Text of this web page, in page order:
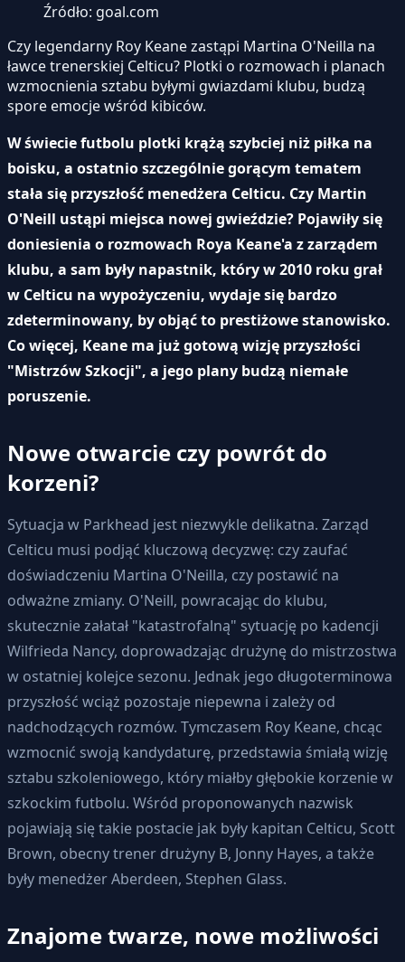
Źródło: goal.com
Czy legendarny Roy Keane zastąpi Martina O'Neilla na
ławce trenerskiej Celticu? Plotki o rozmowach i planach
wzmocnienia sztabu byłymi gwiazdami klubu, budzą
spore emocje wśród kibiców.
W świecie futbolu plotki krążą szybciej niż piłka na
boisku, a ostatnio szczególnie gorącym tematem
stała się przyszłość menedżera Celticu. Czy Martin
O'Neill ustąpi miejsca nowej gwieździe? Pojawiły się
doniesienia o rozmowach Roya Keane'a z zarządem
klubu, a sam były napastnik, który w 2010 roku grał
w Celticu na wypożyczeniu, wydaje się bardzo
zdeterminowany, by objąć to prestiżowe stanowisko.
Co więcej, Keane ma już gotową wizję przyszłości
"Mistrzów Szkocji", a jego plany budzą niemałe
poruszenie.
Nowe otwarcie czy powrót do
korzeni?
Sytuacja w Parkhead jest niezwykle delikatna. Zarząd
Celticu musi podjąć kluczową decyzwę: czy zaufać
doświadczeniu Martina O'Neilla, czy postawić na
odważne zmiany. O'Neill, powracając do klubu,
skutecznie załatał "katastrofalną" sytuację po kadencji
Wilfrieda Nancy, doprowadzając drużynę do mistrzostwa
w ostatniej kolejce sezonu. Jednak jego długoterminowa
przyszłość wciąż pozostaje niepewna i zależy od
nadchodzących rozmów. Tymczasem Roy Keane, chcąc
wzmocnić swoją kandydaturę, przedstawia śmiałą wizję
sztabu szkoleniowego, który miałby głębokie korzenie w
szkockim futbolu. Wśród proponowanych nazwisk
pojawiają się takie postacie jak były kapitan Celticu, Scott
Brown, obecny trener drużyny B, Jonny Hayes, a także
były menedżer Aberdeen, Stephen Glass.
Znajome twarze, nowe możliwości